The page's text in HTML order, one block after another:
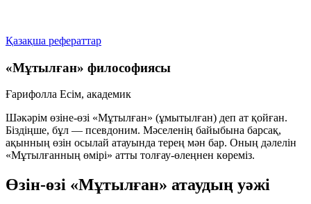
Қазақша рефераттар
«Мұтылған» философиясы
Ғарифолла Есім, академик
Шәкәрім өзіне-өзі «Мұтылған» (ұмытылған) деп ат қойған.
Біздіңше, бұл — псевдоним. Мәселенің байыбына барсақ,
ақынның өзін осылай атауында терең мән бар. Оның дәлелін
«Мұтылғанның өмірі» атты толғау-өлеңнен көреміз.
Өзін-өзі «Мұтылған» атаудың уәжі